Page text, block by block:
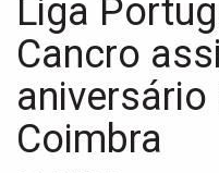
Liga
Cancro
aniversário
Coimbra